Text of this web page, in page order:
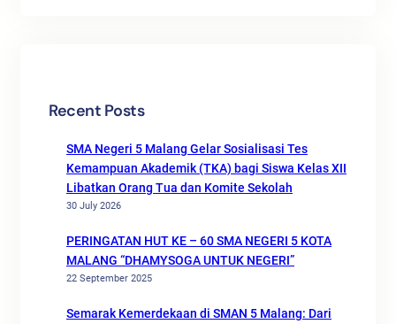
Recent Posts
SMA Negeri 5 Malang Gelar Sosialisasi Tes
Kemampuan Akademik (TKA) bagi Siswa Kelas XII
Libatkan Orang Tua dan Komite Sekolah
30 July 2026
PERINGATAN HUT KE – 60 SMA NEGERI 5 KOTA
MALANG “DHAMYSOGA UNTUK NEGERI”
22 September 2025
Semarak Kemerdekaan di SMAN 5 Malang: Dari